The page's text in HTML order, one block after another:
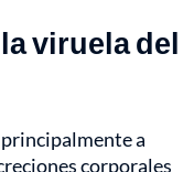
viruela del
a
corporales